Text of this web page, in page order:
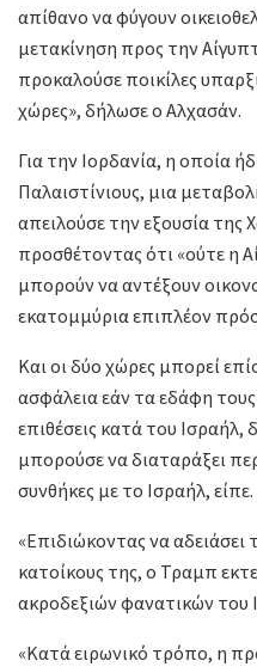
απίθανο να φύγουν
μετακίνηση προς την
προκαλούσε ποικίλες
χώρες», δήλωσε ο Αλχασάν.
Για την Ιορδανία, η οποία
Παλαιστίνιους, μια
απειλούσε την εξουσία της
προσθέτοντας ότι «ούτε η
μπορούν να αντέξουν
εκατομμύρια επιπλέον
Και οι δύο χώρες μπορεί
ασφάλεια εάν τα εδάφη
επιθέσεις κατά του
μπορούσε να διαταράξει
συνθήκες με το Ισραήλ, είπε.
«Επιδιώκοντας να αδειάσει
κατοίκους της, ο Τραμπ
ακροδεξιών φανατικών του
«Κατά ειρωνικό τρόπο, η